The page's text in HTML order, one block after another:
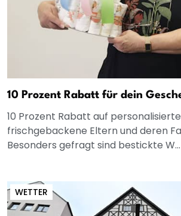
10 Prozent Rabatt für dein
10 Prozent Rabatt auf
frischgebackene Eltern und deren
Besonders gefragt sind bestickte W...
WETTER